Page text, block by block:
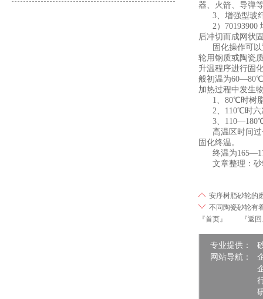
器、火箭、导弹
3、增强型玻纤
2）70193900
后冲切而成网状
固化操作可以
轮用钢质或陶瓷
升温程序进行固
般初温为
加热过程中发生
1、80℃时树脂
2、110℃时六
3、110—180℃
高温区时间过
固化终温。
终温为
文章整理：砂轮
安序树脂砂轮的
不同陶瓷砂轮有
『首页』
『返
专业提供：
网站导航：